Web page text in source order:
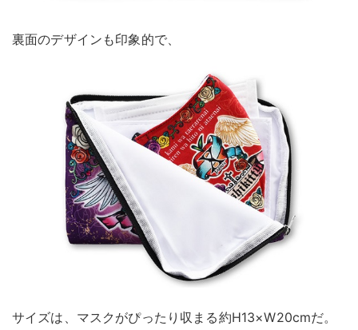
裏面のデザインも印象的で、
サイズは、マスクがぴったり収まる約H13×W20cmだ。